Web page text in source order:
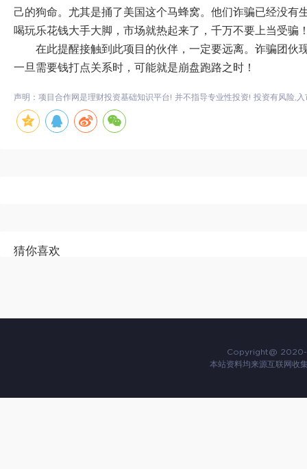
己的狗命。尤其是捅了美国这个马蜂窝。他们诈骗已经没
喝玩乐花钱大手大脚，市场就热起来了，千万不要上当受骗
在此提醒接触到此项目的伙伴，一定要远离。诈骗团伙
一旦需要钱打点关系时，可能就是崩盘跑路之时！
声明：项目合作网是理财投资基础知识平台! 并不指导专业性投资! 投资有风险,入
猜你喜欢
Copyright@ 2020-
本站资料均来源互联网收